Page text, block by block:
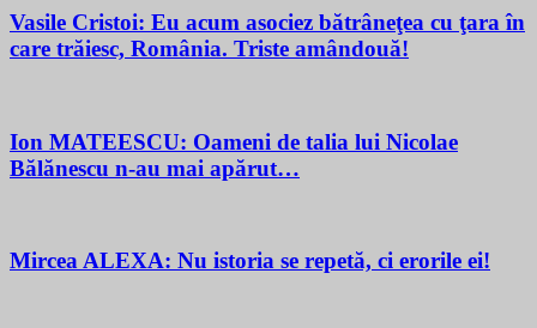
Vasile Cristoi: Eu acum asociez bătrâneţea cu ţara în
care trăiesc, România. Triste amândouă!
Ion MATEESCU: Oameni de talia lui Nicolae
Bălănescu n-au mai apărut…
Mircea ALEXA: Nu istoria se repetă, ci erorile ei!